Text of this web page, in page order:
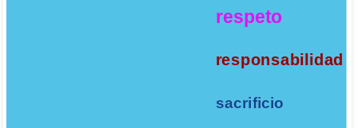
respeto
responsabilidad
sacrificio